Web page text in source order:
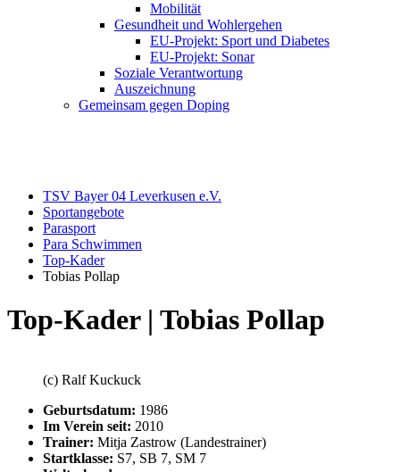
Mobilität
Gesundheit und Wohlergehen
EU-Projekt: Sport und Diabetes
EU-Projekt: Sonar
Soziale Verantwortung
Auszeichnung
Gemeinsam gegen Doping
TSV Bayer 04 Leverkusen e.V.
Sportangebote
Parasport
Para Schwimmen
Top-Kader
Tobias Pollap
Top-Kader | Tobias Pollap
(c) Ralf Kuckuck
Geburtsdatum: 1986
Im Verein seit: 2010
Trainer: Mitja Zastrow (Landestrainer)
Startklasse: S7, SB 7, SM 7